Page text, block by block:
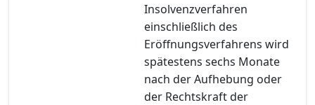
Insolvenzverfahren
einschließlich des
Eröffnungsverfahrens wird
spätestens sechs Monate
nach der Aufhebung oder
der Rechtskraft der